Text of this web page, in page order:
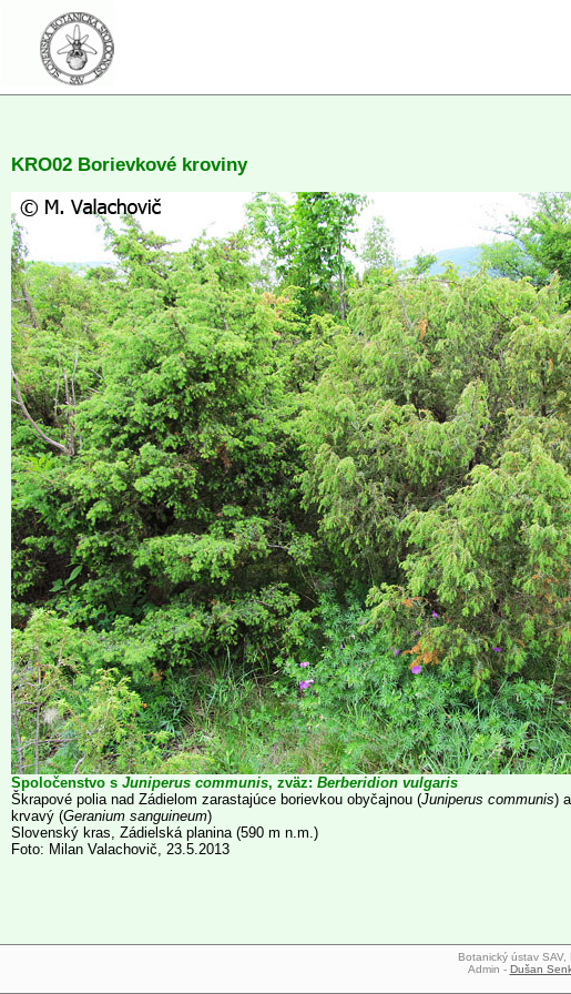
KRO02 Borievkové kroviny
Spoločenstvo s Juniperus communis, zväz: Berberidion vulgaris
Škrapové polia nad Zádielom zarastajúce borievkou obyčajnou (Juniperus communis)
krvavý (Geranium sanguineum)
Slovenský kras, Zádielská planina (590 m n.m.)
Foto: Milan Valachovič, 23.5.2013
Botanický ústav
Admin - Dušan